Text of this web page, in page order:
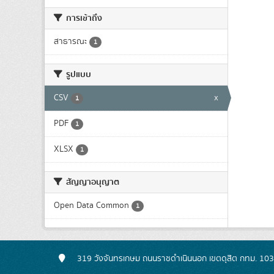
การเข้าถึง
สาธารณะ 1
รูปแบบ
CSV 1 x
PDF 1
XLSX 1
สัญญาอนุญาต
Open Data Common 1
319 วังจันทรเกษม ถนนราชดำเนินนอก เขตดุสิต กทม.